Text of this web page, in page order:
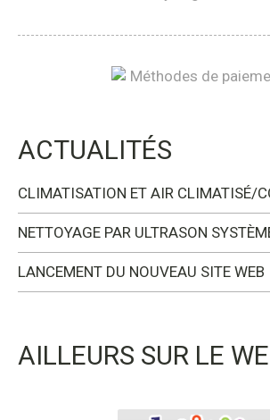
ACTUALITÉS
CLIMATISATION ET AIR CLIMATISÉ/
NETTOYAGE PAR ULTRASON
LANCEMENT DU NOUVEAU SITE WEB
AILLEURS SUR LE